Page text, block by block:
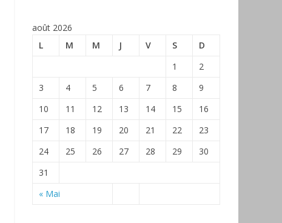
août 2026
L
M M J V S D
« Mai
1
2
3
4 5 6 7 8
9
10
11 12 13 14 15
16
17
18 19 20 21 22
23
24
25 26 27 28 29
30
31